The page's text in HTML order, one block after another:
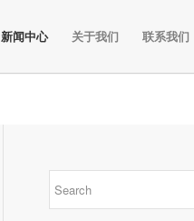
新闻中心 关于我们 联系我们